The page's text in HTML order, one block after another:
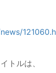
トルは、